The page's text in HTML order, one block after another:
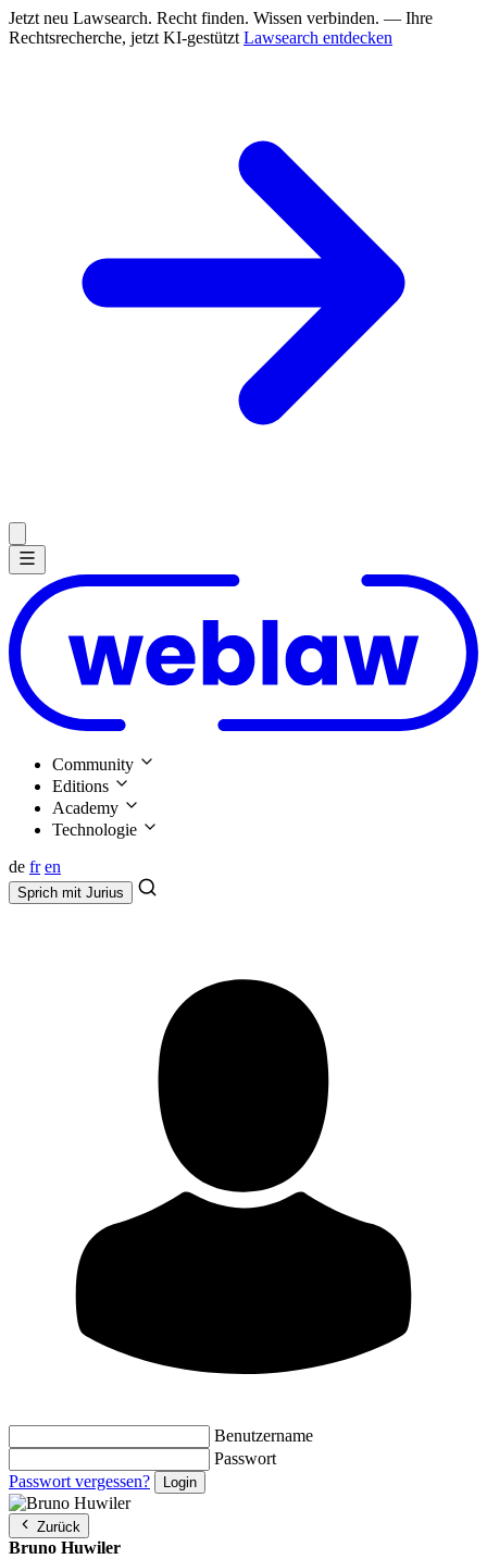
Jetzt neu Lawsearch. Recht finden. Wissen verbinden. — Ihre
Rechtsrecherche, jetzt KI-gestützt Lawsearch entdecken
Community
Editions
Academy
Technologie
de fr en
Sprich mit Jurius
Benutzername
Passwort
Passwort vergessen?
Zurück
Bruno Huwiler